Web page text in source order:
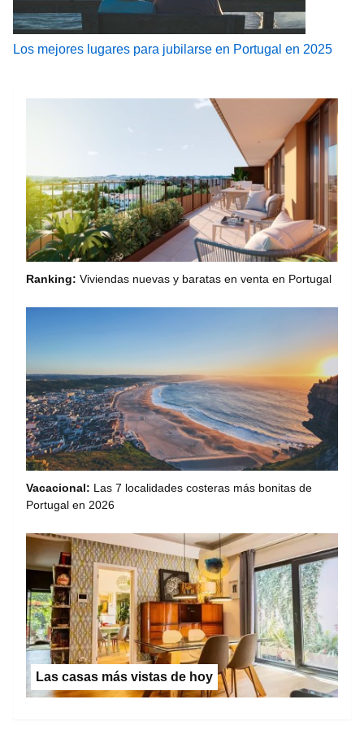
Los mejores lugares para jubilarse en Portugal en 2025
Ranking: Viviendas nuevas y baratas en venta en Portugal
Vacacional: Las 7 localidades costeras más bonitas de
Portugal en 2026
Las casas más vistas de hoy